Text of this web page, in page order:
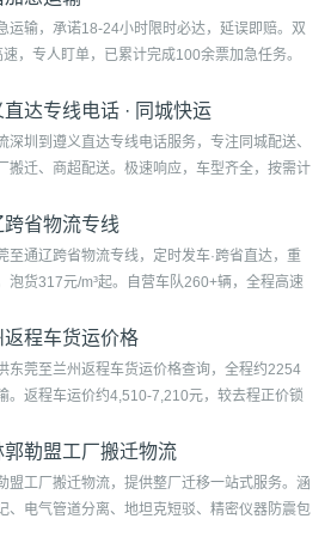
运输，承诺18-24小时限时必达，延误即赔。双
，专人盯单，已累计完成100余票加急任务。
达专线电话 · 同城快运
深圳到遵义直达专线电话服务，专注同城配送、
搬迁、商超配送。极速响应，车型齐全，按需计
省物流专线
至通辽跨省物流专线，定时发车·跨省直达，重
泡货317元/m³起。自营车队260+辆，全程高速
返程车货运价格
东莞至兰州返程车货运价格查询，全程约2254
。返程车运价约4,510-7,210元，较去程正价锁
勒盟工厂搬迁物流
盟工厂搬迁物流，提供整厂迁移一站式服务。涵
、电气管道分离、地坦克短驳、精密仪器防震包